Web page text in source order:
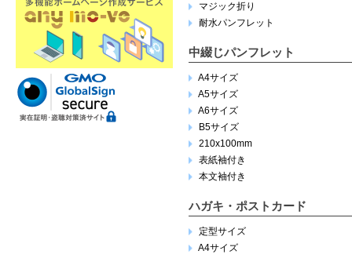
マジック折り
耐水パンフレット
中綴じパンフレット
A4サイズ
A5サイズ
A6サイズ
B5サイズ
210x100mm
表紙袖付き
本文袖付き
ハガキ・ポストカード
定型サイズ
A4サイズ